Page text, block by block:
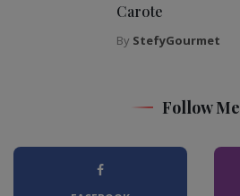
Carote
By StefyGourmet
Follow Me